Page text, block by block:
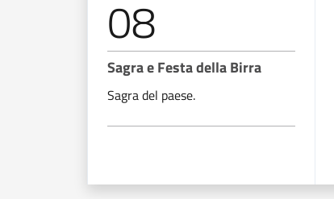
08
Sagra e Festa della Birra
Sagra del paese.